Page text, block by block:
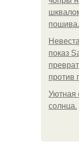
пошива.
показ
против
Уютная
солнца.